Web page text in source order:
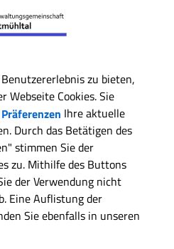
innen unterstützen ältere
Ansprüche,
für Senioren/innen
Leben
und Sicherheit im
in den eigenen vier Wänden
Umgestaltung der
und finden Lösungen,
zu bieten,
Webseite Cookies. Sie
Ihre aktuelle
Durch das Betätigen des
stimmen Sie der
zu. Mithilfe des Buttons
der Verwendung nicht
Eine Auflistung der
Sie ebenfalls in unseren